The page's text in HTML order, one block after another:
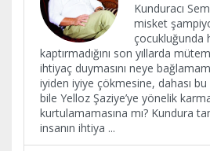
Kunduracı
misket
çocukluğunda
kaptırmadığını son yıllarda
ihtiyaç duymasını neye
iyiden iyiye çökmesine, dahası bu
bile Yelloz Şaziye’ye yönelik
kurtulamamasına mı? Kundura
insanın ihtiya ...